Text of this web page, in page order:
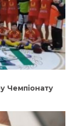
Чемпіонату